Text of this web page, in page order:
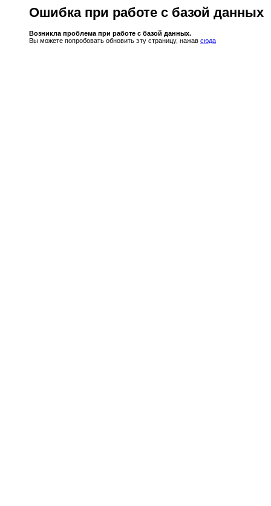
Ошибка при работе с базой данных
Возникла проблема при работе с базой данных.
Вы можете попробовать обновить эту страницу, нажав сюда